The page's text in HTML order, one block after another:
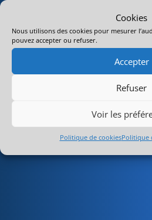
Cookies
Nous utilisons des cookies pour mesurer
pouvez accepter ou refuser.
Accepter
Refuser
Voir les
Politique de cookiesPolitique